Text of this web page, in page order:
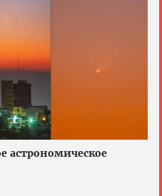
астрономическое